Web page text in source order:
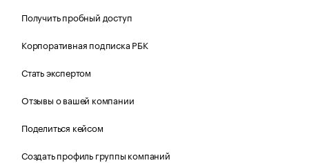
Получить пробный доступ
Корпоративная подписка РБК
Стать экспертом
Отзывы о вашей компании
Поделиться кейсом
Создать профиль группы компаний